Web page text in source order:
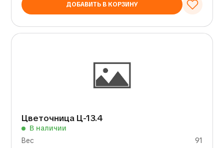
ДОБАВИТЬ В КОРЗИНУ
Цветочница Ц-13.4
В наличии
Вес
91